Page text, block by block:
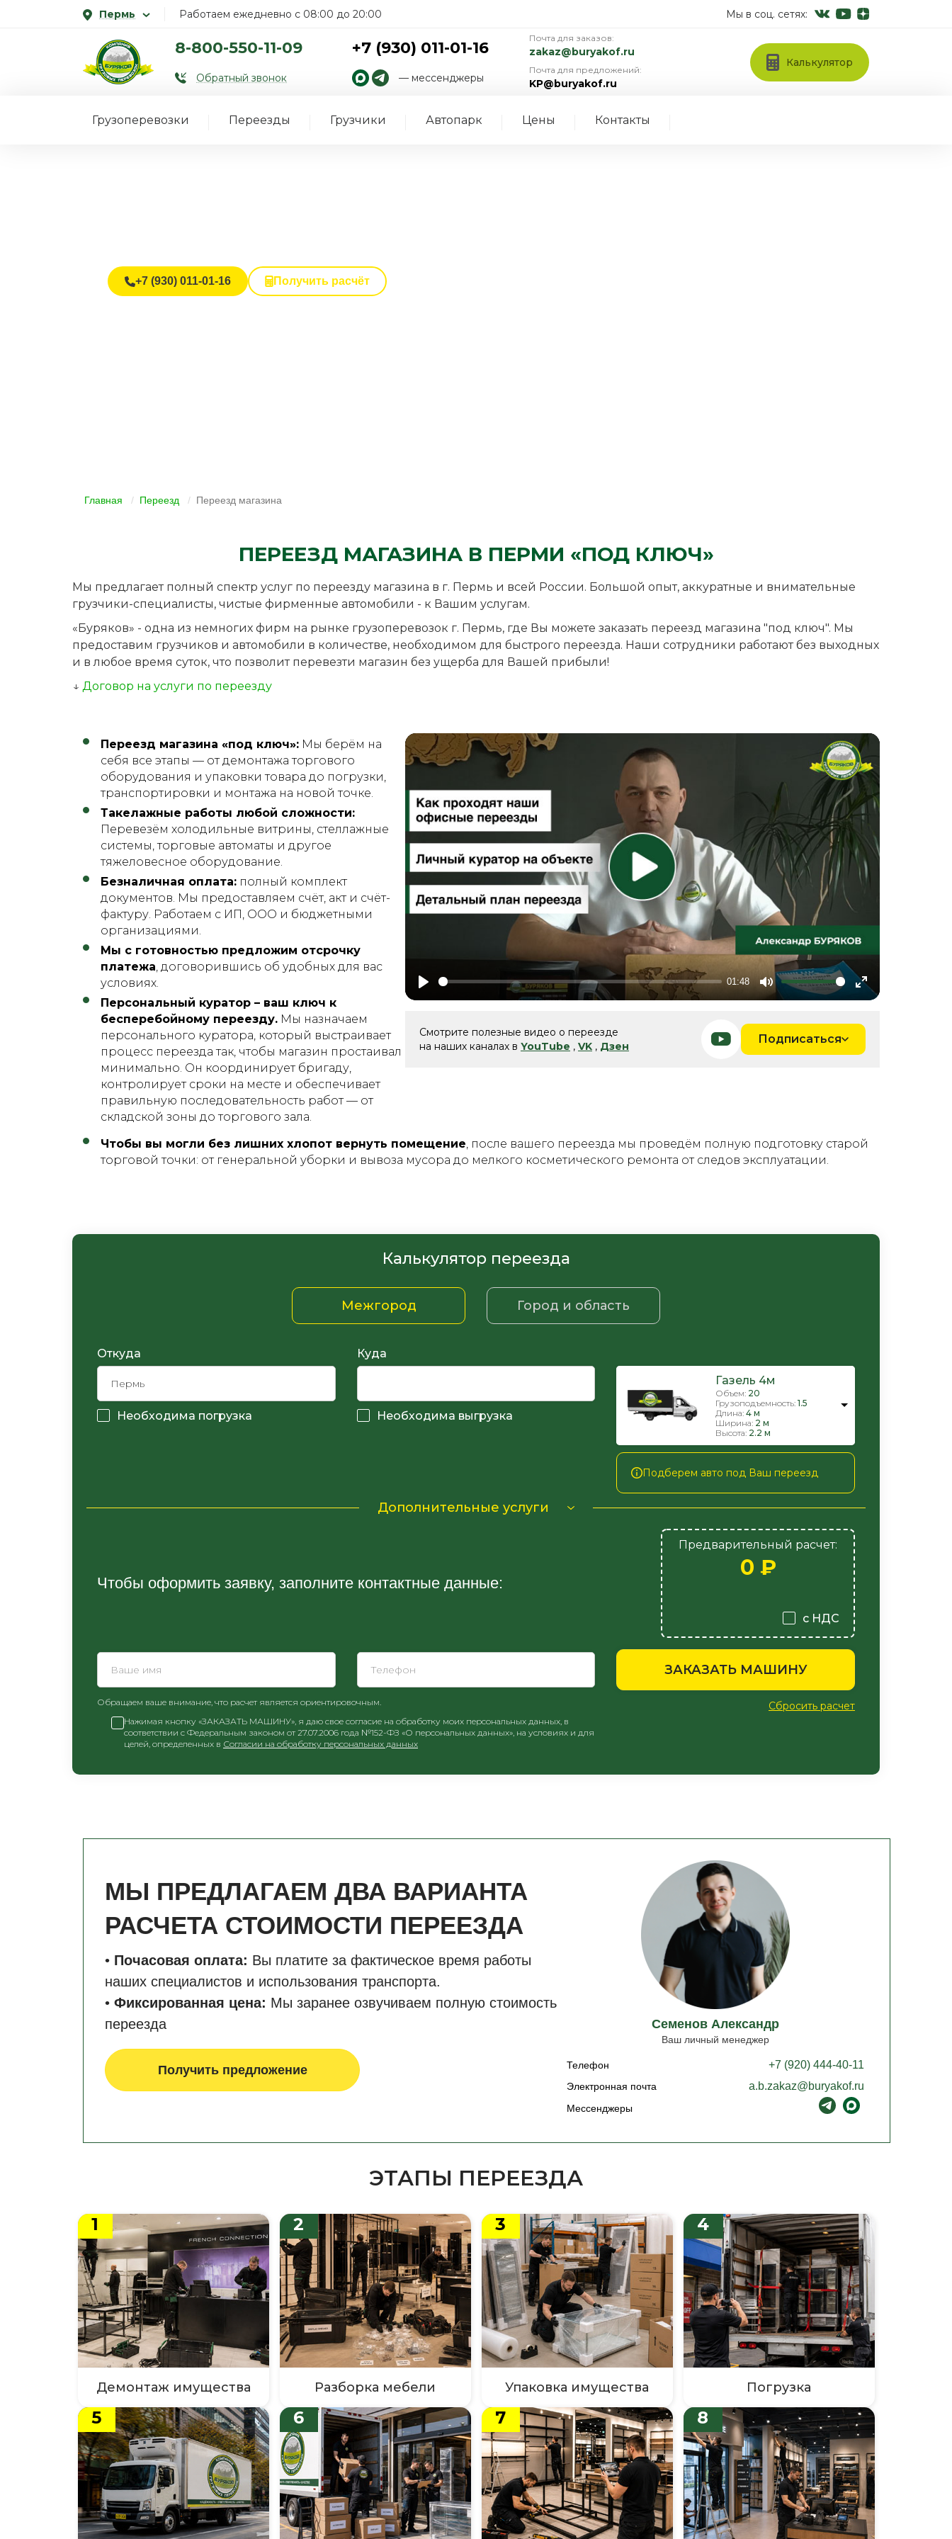
Пермь Работаем ежедневно с 08:00 до 20:00 Мы в соц. сетях:
8-800-550-11-09
Обратный звонок
+7 (930) 011-01-16
— мессенджеры
Почта для заказов:
zakaz@buryakof.ru
Почта для предложений:
KP@buryakof.ru
Калькулятор
Грузоперевозки Переезды Грузчики Автопарк Цены Контакты
+7 (930) 011-01-16 Получить расчёт
Главная Переезд Переезд магазина
ПЕРЕЕЗД МАГАЗИНА В ПЕРМИ «ПОД КЛЮЧ»
Мы предлагает полный спектр услуг по переезду магазина в г. Пермь и всей России. Большой опыт, аккуратные и внимательные
грузчики-специалисты, чистые фирменные автомобили - к Вашим услугам.
«Буряков» - одна из немногих фирм на рынке грузоперевозок г. Пермь, где Вы можете заказать переезд магазина "под ключ". Мы
предоставим грузчиков и автомобили в количестве, необходимом для быстрого переезда. Наши сотрудники работают без выходных
и в любое время суток, что позволит перевезти магазин без ущерба для Вашей прибыли!
↓ Договор на услуги по переезду
Переезд магазина «под ключ»: Мы берём на
себя все этапы — от демонтажа торгового
оборудования и упаковки товара до погрузки,
транспортировки и монтажа на новой точке.
Такелажные работы любой сложности:
Перевезём холодильные витрины, стеллажные
системы, торговые автоматы и другое
тяжеловесное оборудование.
Безналичная оплата: полный комплект
документов. Мы предоставляем счёт, акт и счёт-
фактуру. Работаем с ИП, ООО и бюджетными
организациями.
Мы с готовностью предложим отсрочку
платежа, договорившись об удобных для вас
условиях.
Персональный куратор – ваш ключ к
бесперебойному переезду. Мы назначаем
персонального куратора, который выстраивает
процесс переезда так, чтобы магазин простаивал
минимально. Он координирует бригаду,
контролирует сроки на месте и обеспечивает
правильную последовательность работ — от
складской зоны до торгового зала.
Play
01:48
Mute
Enter
Смотрите полезные видео о переезде
на наших каналах в YouTube , VK , Дзен
Подписаться
Чтобы вы могли без лишних хлопот вернуть помещение, после вашего переезда мы проведём полную подготовку старой
торговой точки: от генеральной уборки и вывоза мусора до мелкого косметического ремонта от следов эксплуатации.
Калькулятор переезда
Межгород Город и область
Откуда
Необходима погрузка
Куда
Необходима выгрузка
Газель 4м
Объем: 20
Грузоподъемность:1.5
Длина:4 м
Ширина: 2 м
Высота: 2.2 м
Подберем авто под Ваш переезд
Дополнительные услуги
Чтобы оформить заявку, заполните контактные данные:
Предварительный расчет:
0 ₽
с НДС
ЗАКАЗАТЬ МАШИНУ
Обращаем ваше внимание, что расчет является ориентировочным.
Нажимая кнопку «ЗАКАЗАТЬ МАШИНУ», я даю свое согласие на обработку моих персональных данных, в
соответствии с Федеральным законом от 27.07.2006 года №152-ФЗ «О персональных данных», на условиях и для
целей, определенных в Согласии на обработку персональных данных
Сбросить расчет
МЫ ПРЕДЛАГАЕМ ДВА ВАРИАНТА
РАСЧЕТА СТОИМОСТИ ПЕРЕЕЗДА
• Почасовая оплата: Вы платите за фактическое время работы
наших специалистов и использования транспорта.
• Фиксированная цена: Мы заранее озвучиваем полную стоимость
переезда
Получить предложение
Семенов Александр
Ваш личный менеджер
Телефон +7 (920) 444-40-11
Электронная почта a.b.zakaz@buryakof.ru
Мессенджеры
ЭТАПЫ ПЕРЕЕЗДА
1
Демонтаж имущества
2
Разборка мебели
3
Упаковка имущества
4
Погрузка
5 6 7 8